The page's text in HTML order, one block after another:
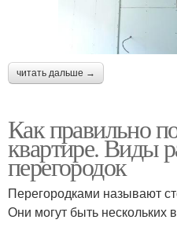
читать дальше →
Как правильно
квартире. Виды
перегородок
Перегородками называют
Они могут быть нескольких